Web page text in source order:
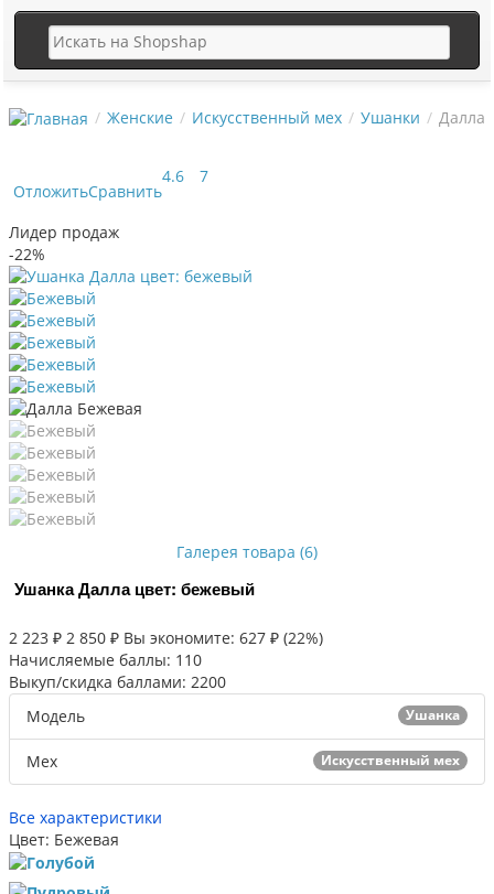
Женские Искусственный мех Ушанки Далла
ОтложитьСравнить
4.6 7
Лидер продаж
-22%
Галерея товара (6)
Ушанка Далла цвет: бежевый
2 223 ₽ 2 850 ₽ Вы экономите: 627 ₽ (22%)
Начисляемые баллы: 110
Выкуп/скидка баллами: 2200
Ушанка
Модель
Искусственный мех
Мех
Все характеристики
Цвет: Бежевая